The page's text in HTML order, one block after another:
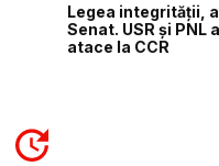
Legea integrității,
Senat. USR și PNL
atace la CCR